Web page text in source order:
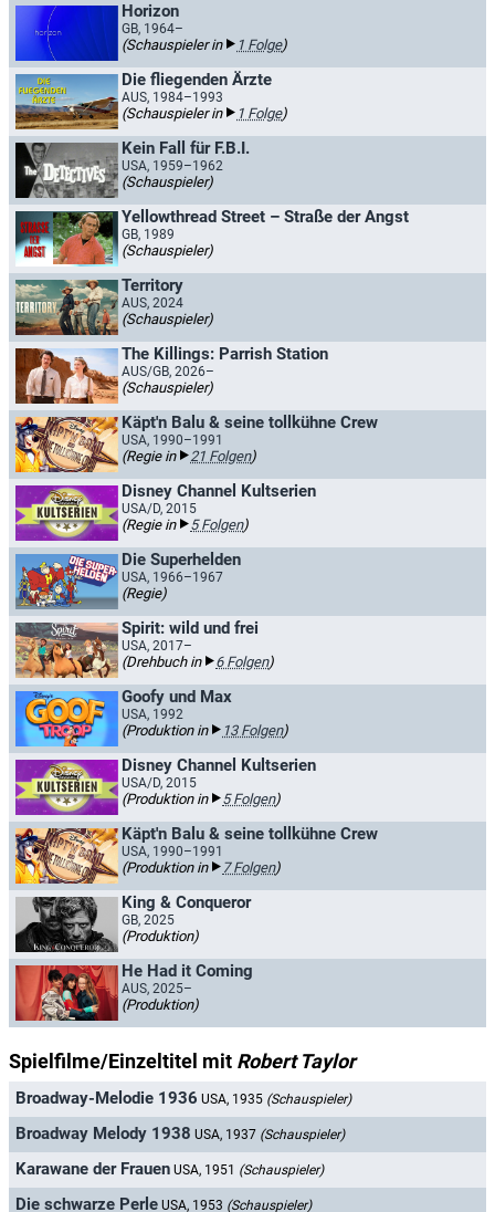
Horizon
GB, 1964–
(Schauspieler in 1 Folge)
Die fliegenden Ärzte
AUS, 1984–1993
(Schauspieler in 1 Folge)
Kein Fall für F.B.I.
USA, 1959–1962
(Schauspieler)
Yellowthread Street – Straße der Angst
GB, 1989
(Schauspieler)
Territory
AUS, 2024
(Schauspieler)
The Killings: Parrish Station
AUS/GB, 2026–
(Schauspieler)
Käpt'n Balu & seine tollkühne Crew
USA, 1990–1991
(Regie in 21 Folgen)
Disney Channel Kultserien
USA/D, 2015
(Regie in 5 Folgen)
Die Superhelden
USA, 1966–1967
(Regie)
Spirit: wild und frei
USA, 2017–
(Drehbuch in 6 Folgen)
Goofy und Max
USA, 1992
(Produktion in 13 Folgen)
Disney Channel Kultserien
USA/D, 2015
(Produktion in 5 Folgen)
Käpt'n Balu & seine tollkühne Crew
USA, 1990–1991
(Produktion in 7 Folgen)
King & Conqueror
GB, 2025
(Produktion)
He Had it Coming
AUS, 2025–
(Produktion)
Spielfilme/Einzeltitel mit Robert Taylor
Broadway-Melodie 1936 USA, 1935 (Schauspieler)
Broadway Melody 1938 USA, 1937 (Schauspieler)
Karawane der Frauen USA, 1951 (Schauspieler)
Die schwarze Perle USA, 1953 (Schauspieler)